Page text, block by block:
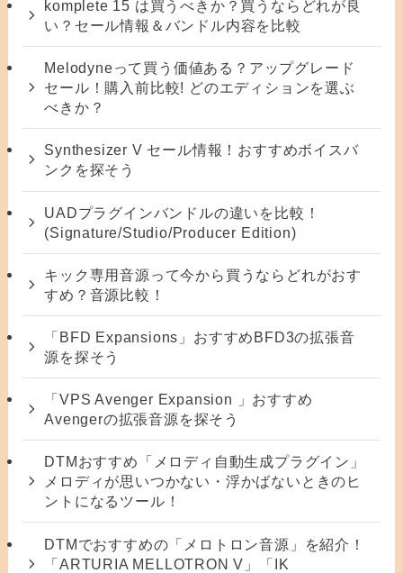
komplete 15 は買うべきか？買うならどれが良
い？セール情報＆バンドル内容を比較
Melodyneって買う価値ある？アップグレード
セール！購入前比較! どのエディションを選ぶ
べきか？
Synthesizer V セール情報！おすすめボイスバ
ンクを探そう
UADプラグインバンドルの違いを比較！
(Signature/Studio/Producer Edition)
キック専用音源って今から買うならどれがおす
すめ？音源比較！
「BFD Expansions」おすすめBFD3の拡張音
源を探そう
「VPS Avenger Expansion 」おすすめ
Avengerの拡張音源を探そう
DTMおすすめ「メロディ自動生成プラグイン」
メロディが思いつかない・浮かばないときのヒ
ントになるツール！
DTMでおすすめの「メロトロン音源」を紹介！
「ARTURIA MELLOTRON V」「IK